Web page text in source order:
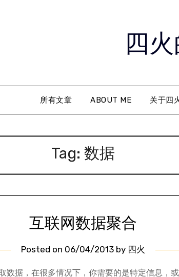
四
所有文章 ABOUT ME 关于四
Tag:数据
互联网数据聚合
Posted on 06/04/2013 by 四火
数据，在很多情况下，你需要的是特定信息，